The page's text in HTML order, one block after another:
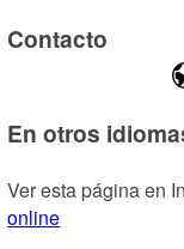
Contacto
En otros
Ver esta página en
online